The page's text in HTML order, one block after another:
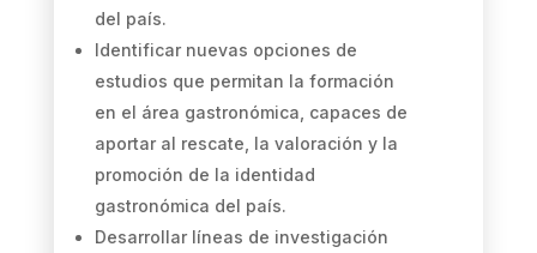
del país.
Identificar nuevas opciones de
estudios que permitan la formación
en el área gastronómica, capaces de
aportar al rescate, la valoración y la
promoción de la identidad
gastronómica del país.
Desarrollar líneas de investigación